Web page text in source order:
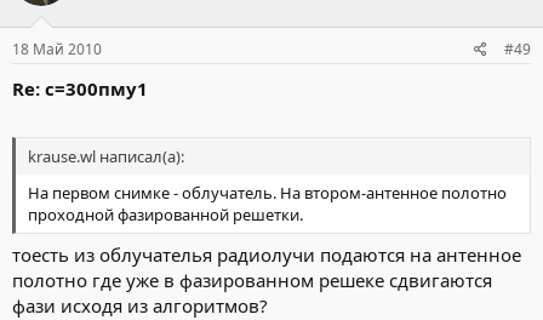
18 Май 2010 #49
Re: с=300пму1
krause.wl написал(а):
На первом снимке - облучатель. На втором-антенное полотно
проходной фазированной решетки.
тоесть из облучателья радиолучи подаются на антенное
полотно где уже в фазированном решеке сдвигаются
фази исходя из алгоритмов?